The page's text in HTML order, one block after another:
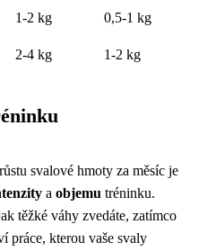
1-2 kg 0,5-1 kg
2-4 kg 1-2 kg
svalové hmoty za měsíc je
a objemu tréninku.
těžké váhy zvedáte, zatímco
práce, kterou vaše svaly